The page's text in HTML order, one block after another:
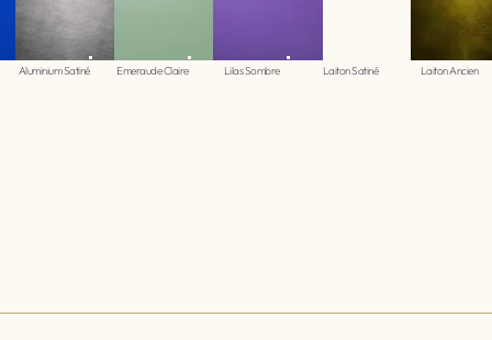
Aluminium Satiné Emeraude Claire Lilas Sombre Laiton Satiné Laiton Ancien